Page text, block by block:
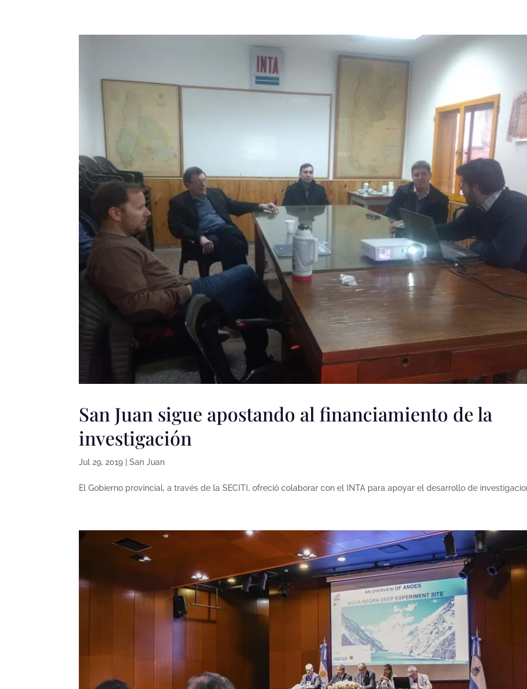
San Juan sigue apostando al financiamiento de la
investigación
Jul 29, 2019 |San Juan
El Gobierno provincial, a través de la SECITI, ofreció colaborar con el INTA para apoyar el desarrollo de